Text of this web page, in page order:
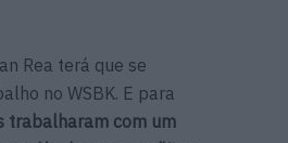
Rea terá que se
no WSBK. E para
trabalharam com um